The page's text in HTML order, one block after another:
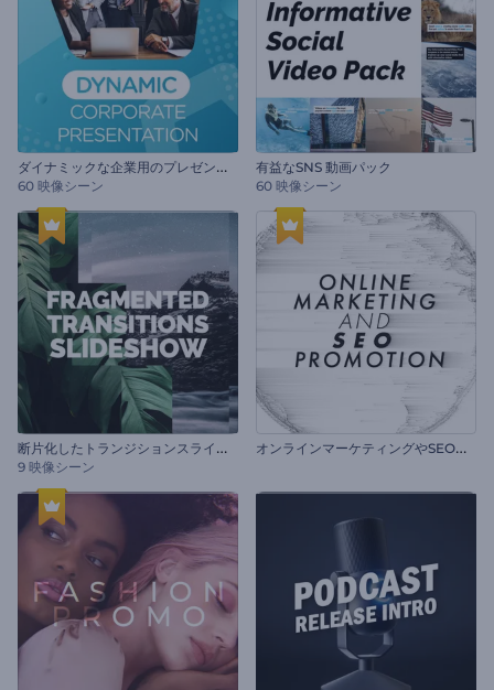
ダ
イナミックな企業用のプレゼンテーション
60 映像シーン
有益なSNS 動画パック
60 映像シーン
断
片化したトランジションスライドショー
9 映像シーン
オ
ンラインマーケティングやSEOプロモーション